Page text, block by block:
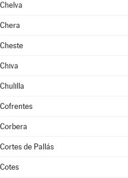
Chelva
Chera
Cheste
Chiva
Chulilla
Cofrentes
Corbera
Cortes de Pallás
Cotes